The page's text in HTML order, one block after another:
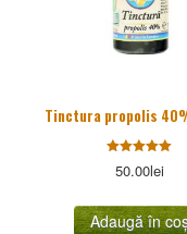
Tinctura propolis
Evaluat la
5.00
50.00lei
Adaugă în